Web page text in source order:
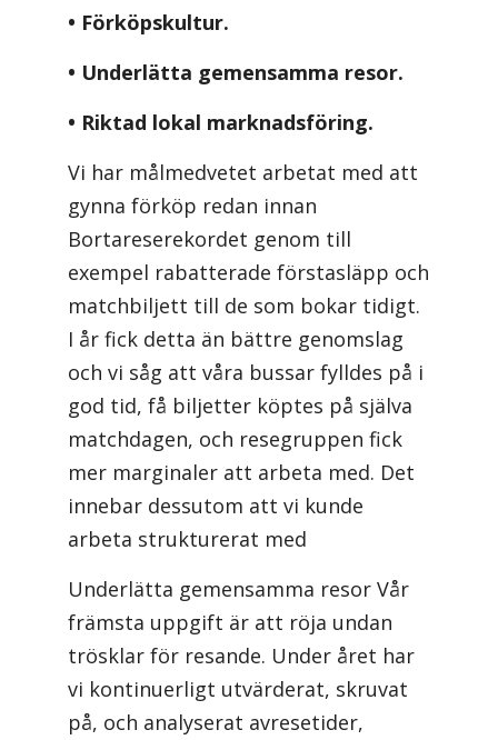
• Förköpskultur.
• Underlätta gemensamma resor.
• Riktad lokal marknadsföring.
Vi har målmedvetet arbetat med att
gynna förköp redan innan
Bortareserekordet genom till
exempel rabatterade förstasläpp och
matchbiljett till de som bokar tidigt.
I år fick detta än bättre genomslag
och vi såg att våra bussar fylldes på i
god tid, få biljetter köptes på själva
matchdagen, och resegruppen fick
mer marginaler att arbeta med. Det
innebar dessutom att vi kunde
arbeta strukturerat med
Underlätta gemensamma resor Vår
främsta uppgift är att röja undan
trösklar för resande. Under året har
vi kontinuerligt utvärderat, skruvat
på, och analyserat avresetider,